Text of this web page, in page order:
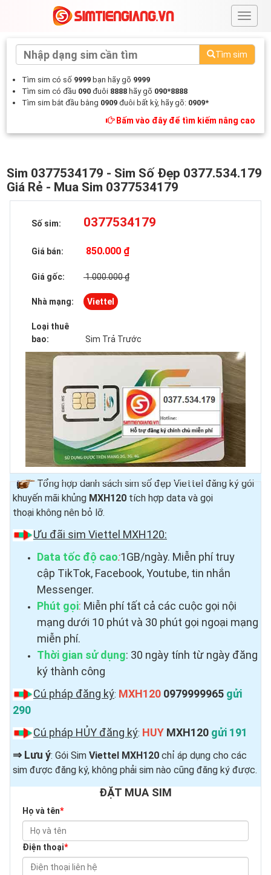
#
Tìm sim
Tìm sim có số 9999 bạn hãy gõ 9999
Tìm sim có đầu 090 đuôi 8888 hãy gõ 090*8888
Tìm sim bắt đầu bằng 0909 đuôi bất kỳ, hãy gõ: 0909*
Bấm vào đây để tìm kiếm nâng cao
Sim 0377534179 - Sim Số Đẹp 0377.534.179
Giá Rẻ - Mua Sim 0377534179
Số sim: 0377534179
Giá bán: 850.000 ₫
Giá gốc: 1.000.000 ₫
Nhà mạng: Viettel
Loại thuê
bao:
Sim Trả Trước
Tổng hợp danh sách sim số đẹp Viettel đăng ký gói
khuyến mãi khủng MXH120 tích hợp data và gọi
thoại không nên bỏ lỡ.
Ưu đãi sim Viettel MXH120:
Data tốc độ cao:1GB/ngày. Miễn phí truy
cập TikTok, Facebook, Youtube, tin nhắn
Messenger.
Phút gọi: Miễn phí tất cả các cuộc gọi nội
mạng dưới 10 phút và 30 phút gọi ngoại mạng
miễn phí.
Thời gian sử dụng: 30 ngày tính từ ngày đăng
ký thành công
Cú pháp đăng ký: MXH120 0979999965 gửi
290
Cú pháp HỦY đăng ký: HUY MXH120 gửi 191
⇒ Lưu ý: Gói Sim Viettel MXH120 chỉ áp dụng cho các
sim được đăng ký, không phải sim nào cũng đăng ký được.
ĐẶT MUA SIM
Họ và tên*
Điện thoại*